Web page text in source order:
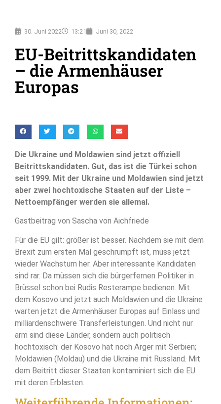
30. Juni 2022 13:21 Juni 30, 2022
EU-Beitrittskandidaten
– die Armenhäuser
Europas
Die Ukraine und Moldawien sind jetzt offiziell
Beitrittskandidaten. Gut, das ist die Türkei schon
seit 1999. Mit der Ukraine und Moldawien sind jetzt
aber zwei hochtoxische Staaten auf der Liste –
Nettoempfänger werden sie allemal.
Gastbeitrag von Sascha von Aichfriede
Für die EU gilt: größer ist besser. Nachdem sie mit dem
Brexit zum ersten Mal geschrumpft ist, muss jetzt
wieder Wachstum her. Aber interessante Kandidaten
sind rar. Da müssen sich die bürgerfernen Politiker in
Brüssel schon bei Rudis Resterampe bedienen. Mit
dem Kosovo und jetzt auch Moldawien und die Ukraine
warten jetzt die Armenhäuser Europas auf Einlass und
milliardenschwere Transferleistungen. Und nicht nur
arm sind diese Länder, sondern auch politisch
hochtoxisch: der Kosovo hat noch Ärger mit Serbien;
Moldawien (Moldau) und die Ukraine mit Russland. Mit
dem Beitritt dieser Staaten kontaminiert sich die EU
mit deren Erblasten.